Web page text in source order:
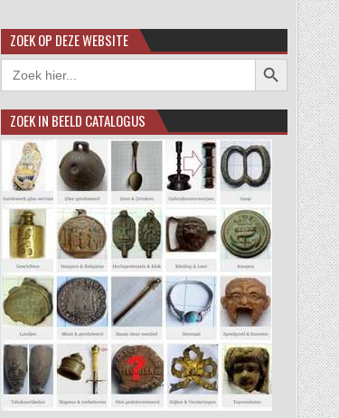
ZOEK OP DEZE WEBSITE
Zoek
naar:
Zoekknop
ZOEK IN BEELD CATALOGUS